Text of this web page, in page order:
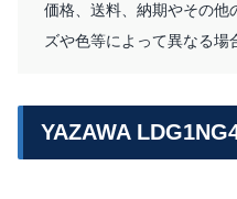
価格、送料、納期やその他
ズや色等によって異なる場
YAZAWA